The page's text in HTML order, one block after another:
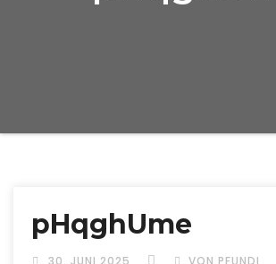
pHqghUme
30. JUNI 2025 VON PFUNDI